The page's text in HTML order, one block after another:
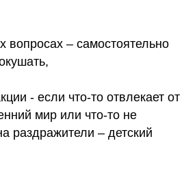
вопросах – самостоятельно
- если что-то отвлекает от
мир или что-то не
раздражители – детский